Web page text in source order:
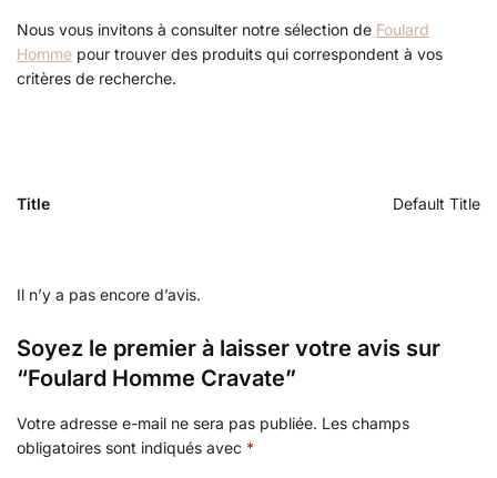
Nous vous invitons à consulter notre sélection de Foulard
Homme pour trouver des produits qui correspondent à vos
critères de recherche.
Title Default Title
Il n’y a pas encore d’avis.
Soyez le premier à laisser votre avis sur
“Foulard Homme Cravate”
Votre adresse e-mail ne sera pas publiée. Les champs
obligatoires sont indiqués avec *